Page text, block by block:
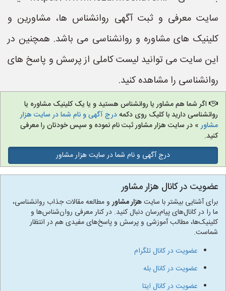
سایت معرفی و ثبت آگهی روانشناس ها، مشاورین و
کلینیک های مشاوره و روانشناسی می باشد. همچنین در
این سایت می توانید لیست کاملی از پرسش و پاسخ های
روانشناسی را مشاهده کنید.
اگر شما هم مشاور یا روانشناس هستید و یا یک کلینیک مشاوره یا
روانشناسی دارید با کلیک روی دکمهدرج آگهی و نام شما در سایت هزار
مشاور» در سایت هزار مشاور ثبت نام نموده و سپس خودتان را معرفی
کنید.
درج آگهی و نام شما در سایت هزار مشاور
عضویت در کانال هزار مشاور
برای آشنایی بیشتر با سایتهزار مشاورو مطالعه مقالات جذاب روانشناسی،
ما را در کانال‌های پیام‌رسان دنبال کنید. در کنار معرفی روان‌شناس‌ها و
کلینیک‌ها، مطالب آموزشی و پرسش و پاسخ‌های مفیدی هم در انتظار
شماست.
عضویت در کانال تلگرام
عضویت در کانال بله
عضویت در کانال ایتا